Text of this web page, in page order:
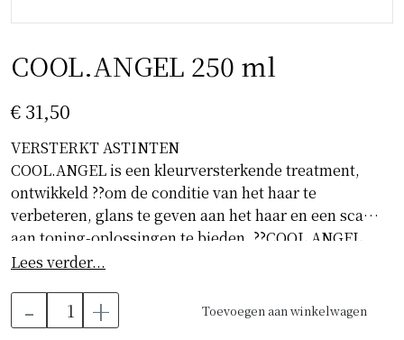
COOL.ANGEL 250 ml
€ 31,50
VERSTERKT ASTINTEN
COOL.ANGEL is een kleurversterkende treatment,
ontwikkeld ??om de conditie van het haar te
verbeteren, glans te geven aan het haar en een scala
aan toning-oplossingen te bieden. ??COOL.ANGEL
versterkt astinten voor een koele afwerking van het
Leaf en Grape Seed om het haar te hydrateren en
een lipglossachtige glans te geven.
Lees verder...
- + Toevoegen aan winkelwagen